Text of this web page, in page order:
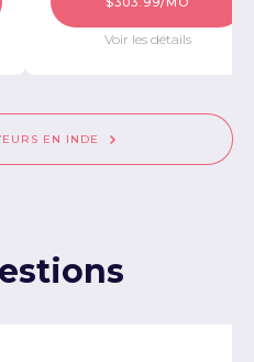
Voir les détails
EN INDE